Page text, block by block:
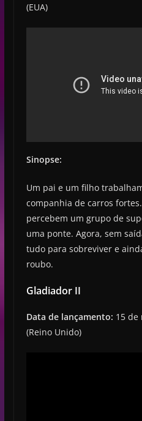
(EUA)
Sinopse:
Um pai e um filho
companhia de carros
percebem um grupo de
uma ponte. Agora, sem
tudo para sobreviver e
roubo.
Gladiador II
Data de lançamento: 15 de
(Reino Unido)